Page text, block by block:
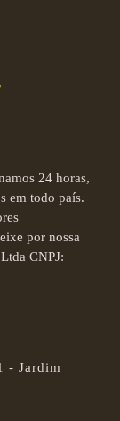
24 horas,
em todo país.
por nossa
CNPJ:
- Jardim